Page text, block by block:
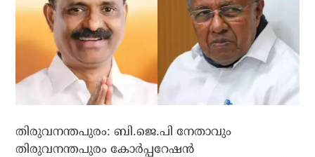
തിരുവനന്തപുരം: ബി.ജെ.പി നേതാവും
തിരുവനന്തപുരം കോര്‍പ്പറേഷന്‍